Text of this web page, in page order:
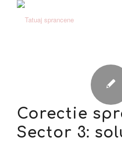
Corectie
Sector 3: